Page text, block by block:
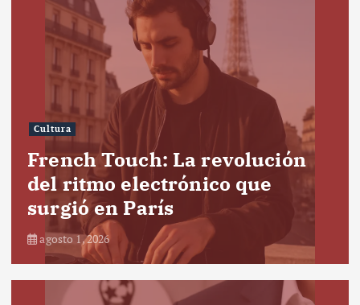
Cultura
French Touch: La revolución
del ritmo electrónico que
surgió en París
agosto 1, 2026